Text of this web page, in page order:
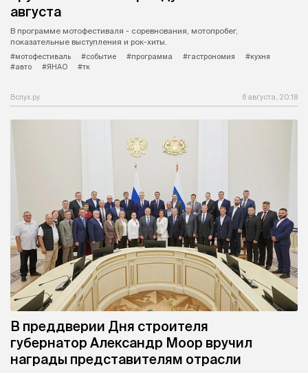
августа
В программе мотофестиваля - соревнования, мотопробег,
показательные выступления и рок-хиты.
#мотофестиваль
#событие #программа #гастрономия
#кухня
#авто
#ЯНАО #тк
Вслух.ру 6 августа, 20:18
В преддверии Дня строителя
губернатор Александр Моор вручил
награды представителям отрасли